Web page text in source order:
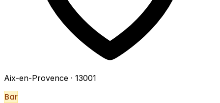
Aix-en-Provence · 13001
Bar